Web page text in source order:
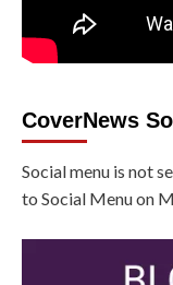
CoverNews
Social menu is not
to Social Menu on